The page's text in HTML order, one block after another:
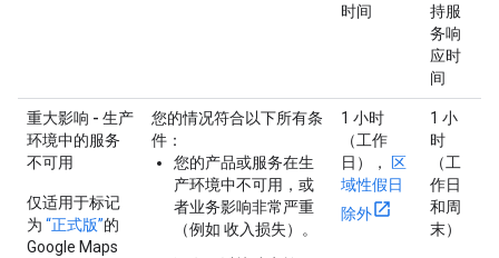
时间
持服
务响
应时
间
重大影响 - 生产
环境中的服务
不可用
仅适用于标记
为 “正式版”的
Google Maps
您的情况符合以下所有条
件：
您的产品或服务在生
产环境中不可用，或
者业务影响非常严重
（例如 收入损失）。
1 小时
（工作
日），
区
域性假日
除外
1 小
时
（工
作日
和周
末）